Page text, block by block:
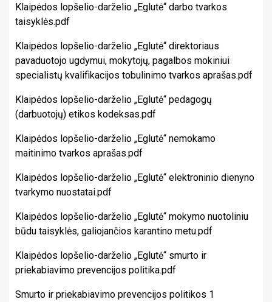
Klaipėdos lopšelio-darželio „Eglutė“ darbo tvarkos
taisyklės.pdf
Klaipėdos lopšelio-darželio „Eglutė“ direktoriaus
pavaduotojo ugdymui, mokytojų, pagalbos mokiniui
specialistų kvalifikacijos tobulinimo tvarkos aprašas.pdf
Klaipėdos lopšelio-darželio „Eglutė“ pedagogų
(darbuotojų) etikos kodeksas.pdf
Klaipėdos lopšelio-darželio „Eglutė“ nemokamo
maitinimo tvarkos aprašas.pdf
Klaipėdos lopšelio-darželio „Eglutė“ elektroninio dienyno
tvarkymo nuostatai.pdf
Klaipėdos lopšelio-darželio „Eglutė“ mokymo nuotoliniu
būdu taisyklės, galiojančios karantino metu.pdf
Klaipėdos lopšelio-darželio „Eglutė“ smurto ir
priekabiavimo prevencijos politika.pdf
Smurto ir priekabiavimo prevencijos politikos 1